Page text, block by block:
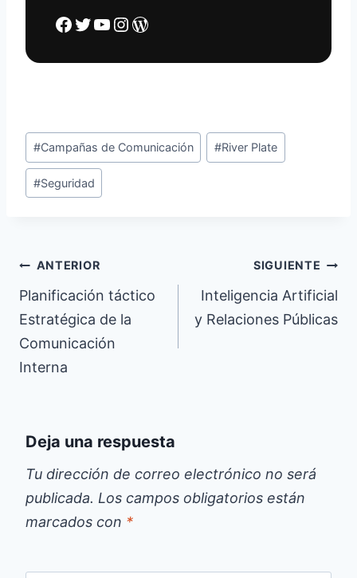
Facebook Twitter YouTube Instagram WordPress
Etiquetas
de
la
#Campañas de Comunicación #River Plate
#Seguridad
Navegación
de
entradas
ANTERIOR
Planificación táctico
Estratégica de la
Comunicación
Interna
SIGUIENTE
Inteligencia Artificial
y Relaciones Públicas
Deja una respuesta
Tu dirección de correo electrónico no será
publicada. Los campos obligatorios están
marcados con *